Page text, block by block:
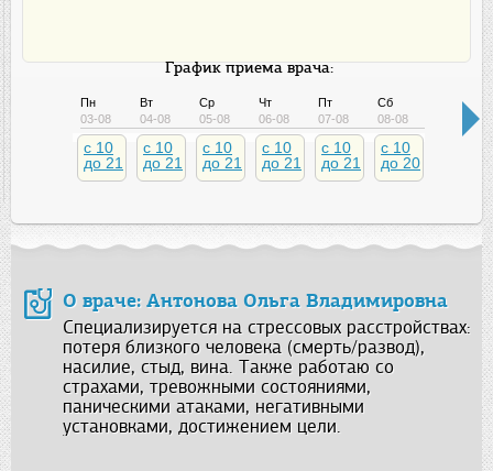
График приема врача:
Пн
03-08
c 10
до 21
Вт
04-08
c 10
до 21
Ср
05-08
c 10
до 21
Чт
06-08
c 10
до 21
Пт
07-08
c 10
до 21
Сб
08-08
c 10
до 20
О враче: Антонова Ольга Владимировна
Специализируется на стрессовых расстройствах:
потеря близкого человека (смерть/развод),
насилие, стыд, вина. Также работаю со
страхами, тревожными состояниями,
паническими атаками, негативными
установками, достижением цели.